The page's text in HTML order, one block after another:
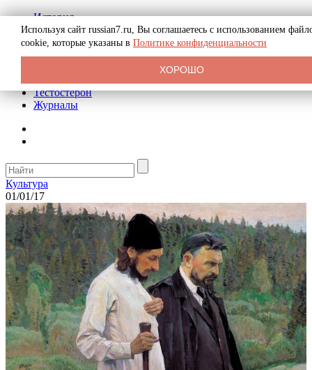
История
Биография
Криминал
Реклама на сайте
Тестостерон
Журналы
Культура
01/01/17
Используя сайт russian7.ru, Вы соглашаетесь с использованием
cookie, которые указаны в Политике конфиденциальности
ХОРОШО